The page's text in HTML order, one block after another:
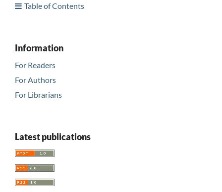
Table of Contents
Information
For Readers
For Authors
For Librarians
Latest publications